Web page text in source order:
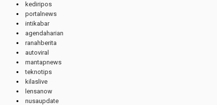
kediripos
portalnews
intikabar
agendaharian
ranahberita
autoviral
mantapnews
teknotips
kilaslive
lensanow
nusaupdate